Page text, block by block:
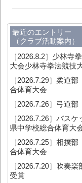
最近のエントリー
（クラブ活動案内）
［2026.8.2］ 少林寺
大会少林寺拳法競技
［2026.7.29］柔道
合体育大会
［2026.7.26］ 弓道部
［2026.7.26］バスケ
県中学校総合体育大
［2026.7.25］相撲
合体育大会
［2026.7.20］ 吹奏
受賞